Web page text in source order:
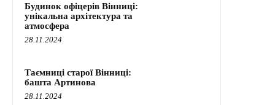
Будинок офіцерів Вінниці:
унікальна архітектура та
атмосфера
28.11.2024
Таємниці старої Вінниці:
башта Артинова
28.11.2024